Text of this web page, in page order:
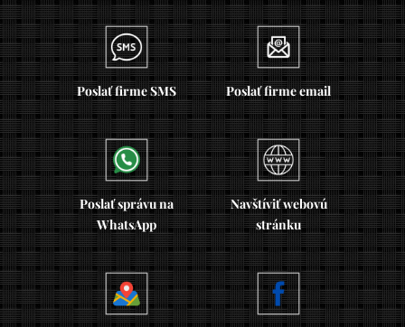
Poslať firme SMS Poslať firme email
Poslať správu na
WhatsApp
Navštíviť webovú
stránku